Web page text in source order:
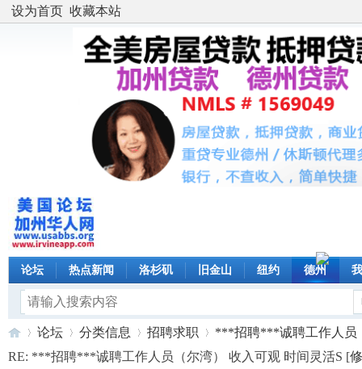
设为首页 收藏本站
论坛 热点新闻 洛杉矶 旧金山 纽约 德州
论坛 分类信息 招聘求职
***招聘***诚聘工作人员
RE: ***招聘***诚聘工作人员（尔湾） 收入可观 时间灵活S [